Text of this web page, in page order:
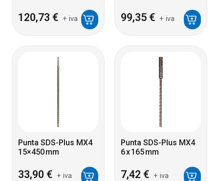
120,73 € + iva 99,35 € + iva
Punta SDS-Plus MX4
15×450 mm
33,90 € + iva
Punta SDS-Plus MX4
6 x 165 mm
7,42 € + iva